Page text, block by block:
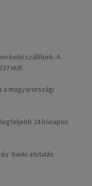
belül szállítunk. A
HUF.
a magyarországi
24 hónapos
és banki átutalás.